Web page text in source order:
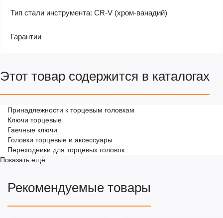
Тип стали инструмента: CR-V (хром-ванадий)
Гарантии
Этот товар содержится в каталогах
Принадлежности к торцевым головкам
Ключи торцевые
Гаечные ключи
Головки торцевые и аксессуары
Переходники для торцевых головок
Показать ещё
Рекомендуемые товары